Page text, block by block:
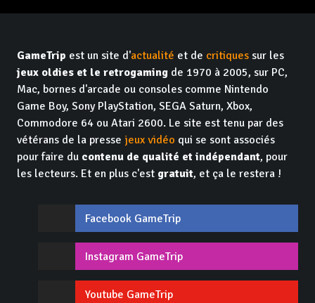
GameTrip est un site d'actualité et de critiques sur les
jeux oldies et le retrogaming de 1970 à 2005, sur PC,
Mac, bornes d'arcade ou consoles comme Nintendo
Game Boy, Sony PlayStation, SEGA Saturn, Xbox,
Commodore 64 ou Atari 2600. Le site est tenu par des
vétérans de la presse jeux vidéo qui se sont associés
pour faire du contenu de qualité et indépendant, pour
les lecteurs. Et en plus c'est gratuit, et ça le restera !
Facebook GameTrip
Instagram GameTrip
Youtube GameTrip